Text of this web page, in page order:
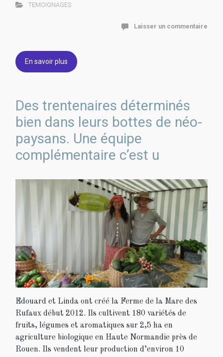
TEMOIGNAGES
Laisser un commentaire
En savoir plus
Des trentenaires déterminés
bien dans leurs bottes de néo-
paysans. Une équipe
complémentaire c’est u
Edouard et Linda ont créé la Ferme de la Mare des
Rufaux début 2012. Ils cultivent 180 variétés de
fruits, légumes et aromatiques sur 2,5 ha en
agriculture biologique en Haute Normandie près de
Rouen. Ils vendent leur production d’environ 10